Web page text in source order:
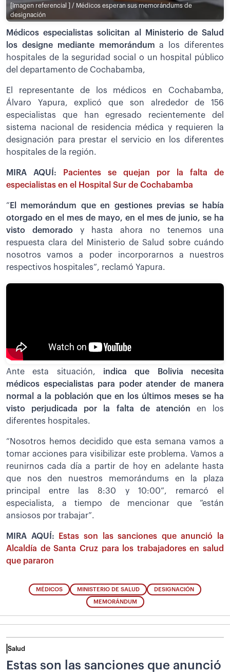
[Imagen referencial ] / Médicos esperan sus memorándums de
designación
Médicos especialistas solicitan al Ministerio de Salud
los designe mediante memorándum a los diferentes
hospitales de la seguridad social o un hospital público
del departamento de Cochabamba,
El representante de los médicos en Cochabamba,
Álvaro Yapura, explicó que son alrededor de 156
especialistas que han egresado recientemente del
sistema nacional de residencia médica y requieren la
designación para prestar el servicio en los diferentes
hospitales de la región.
MIRA AQUÍ:
Pacientes se quejan por la falta de
especialistas en el Hospital Sur de Cochabamba
“ El memorándum que en gestiones previas se había
otorgado en el mes de mayo, en el mes de junio, se ha
visto demorado y hasta ahora no tenemos una
respuesta clara del Ministerio de Salud sobre cuándo
nosotros vamos a poder incorporarnos a nuestros
respectivos hospitales”, reclamó Yapura.
Ante esta situación, indica que Bolivia necesita
médicos especialistas para poder atender de manera
normal a la población que en los últimos meses se ha
visto perjudicada por la falta de atención en los
diferentes hospitales.
“Nosotros hemos decidido que esta semana vamos a
tomar acciones para visibilizar este problema. Vamos a
reunirnos cada día a partir de hoy en adelante hasta
que nos den nuestros memorándums en la plaza
principal entre las 8:30 y 10:00”, remarcó el
especialista, a tiempo de mencionar que “están
ansiosos por trabajar”.
MIRA AQUÍ: Estas son las sanciones que anunció la
Alcaldía de Santa Cruz para los trabajadores en salud
que pararon
MÉDICOS MINISTERIO DE SALUD DESIGNACIÓN
MEMORÁNDUM
Salud
Estas son las sanciones que anunció